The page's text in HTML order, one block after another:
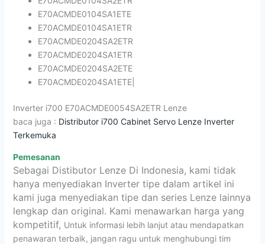
E70ACMDE0104SA1ETE
E70ACMDE0104SA1ETR
E70ACMDE0204SA2ETR
E70ACMDE0204SA1ETR
E70ACMDE0204SA2ETE
E70ACMDE0204SA1ETE|
Inverter i700 E70ACMDE0054SA2ETR Lenze
baca juga : Distributor i700 Cabinet Servo Lenze Inverter
Terkemuka
Pemesanan
Sebagai Distibutor Lenze Di Indonesia, kami tidak
hanya menyediakan Inverter tipe dalam artikel ini
kami juga menyediakan tipe dan series Lenze lainnya
lengkap dan original. Kami menawarkan harga yang
kompetitif, Untuk informasi lebih lanjut atau mendapatkan
penawaran terbaik, jangan ragu untuk menghubungi tim